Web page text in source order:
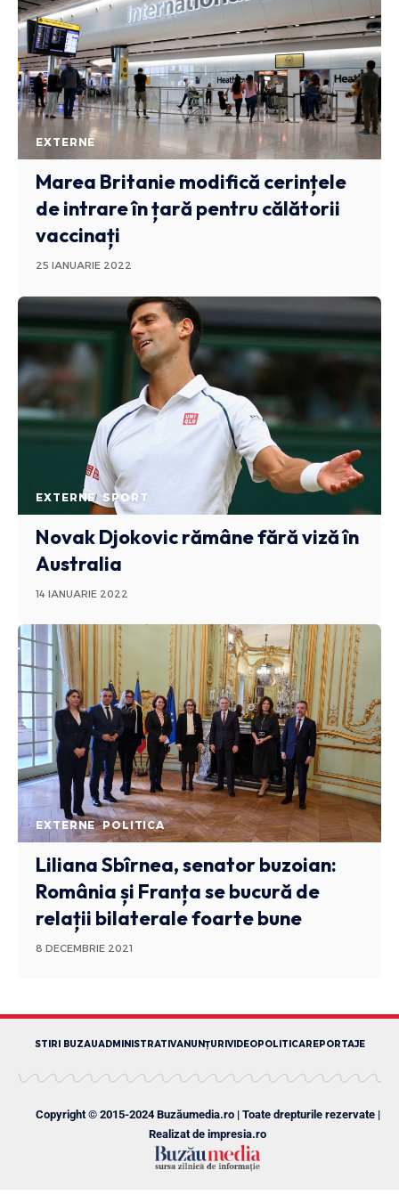
EXTERNE
Marea Britanie modifică cerințele
de intrare în țară pentru călătorii
vaccinați
25 IANUARIE 2022
EXTERNE SPORT
Novak Djokovic rămâne fără viză în
Australia
14 IANUARIE 2022
EXTERNE POLITICA
Liliana Sbîrnea, senator buzoian:
România și Franța se bucură de
relații bilaterale foarte bune
8 DECEMBRIE 2021
STIRI BUZAUADMINISTRATIVANUNȚURI VIDEOPOLITICAREPORTAJE
Copyright © 2015-2024 Buzăumedia.ro | Toate drepturile rezervate |
Realizat de impresia.ro